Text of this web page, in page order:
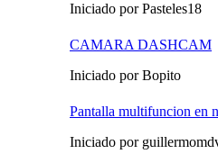
Iniciado por Pasteles18
CAMARA DASHCAM
Iniciado por Bopito
Pantalla multifuncion en
Iniciado por